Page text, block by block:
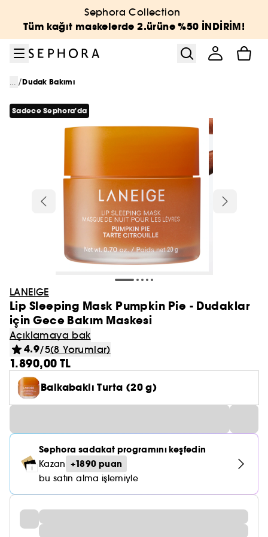
Sephora Collection
Tüm kağıt maskelerde 2.ürüne %50 İNDİRİM!
... /Dudak Bakımı
Sadece Sephora'da
LANEIGE
Lip Sleeping Mask Pumpkin Pie - Dudaklar
için Gece Bakım Maskesi
Açıklamaya bak
4.9/5(8 Yorumlar)
1.890,00 TL
Balkabaklı Turta (20 g)
Sephora sadakat programını keşfedin
Kazan +1890 puan
bu satın alma işlemiyle